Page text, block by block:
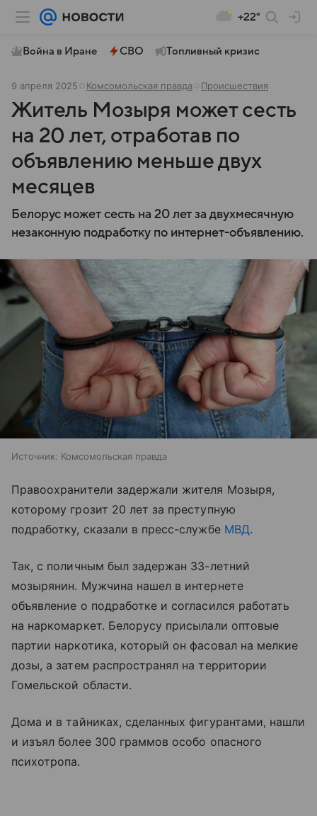
+22°
Война в Иране СВО Топливный кризис
9 апреля 2025 Комсомольская правда Происшествия
Житель Мозыря может сесть
на 20 лет, отработав по
объявлению меньше двух
месяцев
Белорус может сесть на 20 лет за двухмесячную
незаконную подработку по интернет-объявлению.
Источник: Комсомольская правда
Правоохранители задержали жителя Мозыря,
которому грозит 20 лет за преступную
подработку, сказали в пресс-службе МВД.
Так, с поличным был задержан 33-летний
мозырянин. Мужчина нашел в интернете
объявление о подработке и согласился работать
на наркомаркет. Белорусу присылали оптовые
партии наркотика, который он фасовал на мелкие
дозы, а затем распространял на территории
Гомельской области.
Дома и в тайниках, сделанных фигурантами, нашли
и изъял более 300 граммов особо опасного
психотропа.